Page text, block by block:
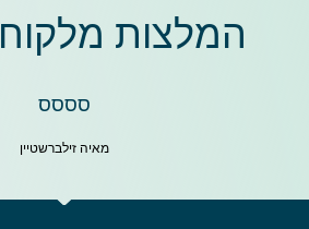
המלצות
סססס
מאיה זילברשטיין